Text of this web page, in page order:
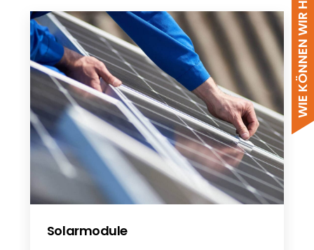
WIE KÖNNEN WIR HELFEN?
Solarmodule